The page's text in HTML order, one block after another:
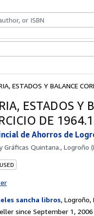
ESTADOS Y BALANCE
ESTADOS Y
DE
de Ahorros de
Gráficas Quintana., Logroño
sancha libros, Logroño,
since September 1, 2006